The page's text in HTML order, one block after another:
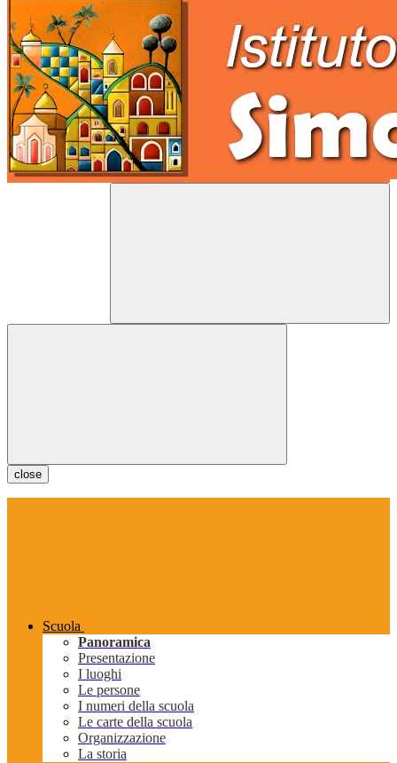
close
Scuola
Panoramica
Presentazione
I luoghi
Le persone
I numeri della scuola
Le carte della scuola
Organizzazione
La storia